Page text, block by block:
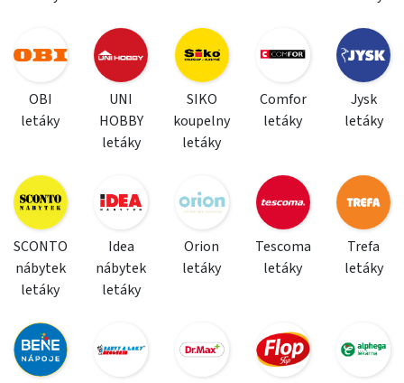
OBI
letáky
UNI
HOBBY
letáky
SIKO
koupelny
letáky
Comfor
letáky
Jysk
letáky
SCONTO
nábytek
letáky
Idea
nábytek
letáky
Orion
letáky
Tescoma
letáky
Trefa
letáky